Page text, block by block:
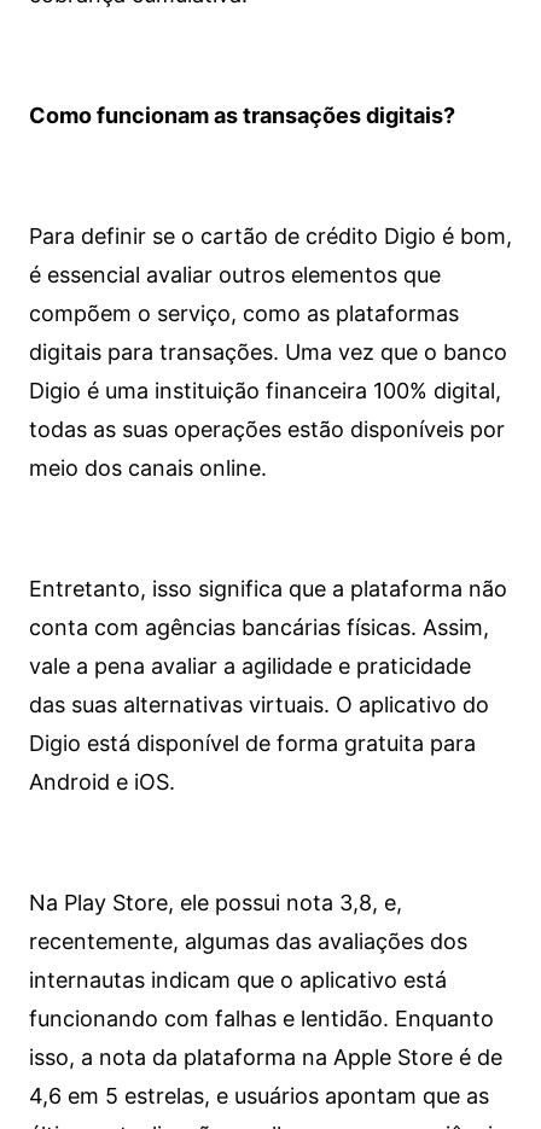
Como funcionam as transações digitais?
Para definir se o cartão de crédito Digio é bom,
é essencial avaliar outros elementos que
compõem o serviço, como as plataformas
digitais para transações. Uma vez que o banco
Digio é uma instituição financeira 100% digital,
todas as suas operações estão disponíveis por
meio dos canais online.
Entretanto, isso significa que a plataforma não
conta com agências bancárias físicas. Assim,
vale a pena avaliar a agilidade e praticidade
das suas alternativas virtuais. O aplicativo do
Digio está disponível de forma gratuita para
Android e iOS.
Na Play Store, ele possui nota 3,8, e,
recentemente, algumas das avaliações dos
internautas indicam que o aplicativo está
funcionando com falhas e lentidão. Enquanto
isso, a nota da plataforma na Apple Store é de
4,6 em 5 estrelas, e usuários apontam que as